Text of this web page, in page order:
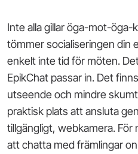
Inte alla gillar öga-mot-öga-
tömmer socialiseringen din
enkelt inte tid för möten.
EpikChat passar in. Det
utseende och mindre
praktisk plats att ansluta
tillgängligt, webkamera. För
att chatta med främlingar